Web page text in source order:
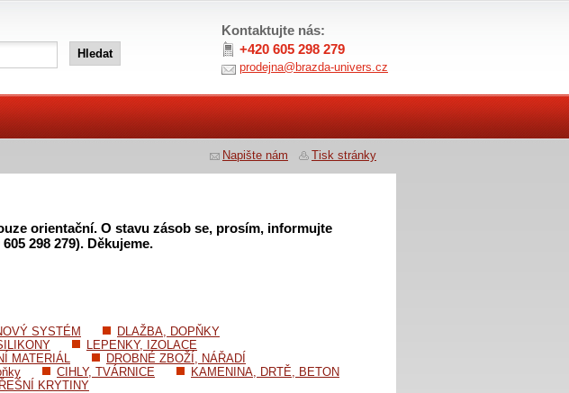
Kontaktujte nás:
+420 605 298 279
prodejna@brazda-univers.cz
Napište nám Tisk stránky
orientační. O stavu zásob se, prosím, informujte
298 279). Děkujeme.
SYSTÉM
DLAŽBA, DOPŇKY
LEPENKY, IZOLACE
MATERIÁL
DROBNÉ ZBOŽÍ, NÁŘADÍ
CIHLY, TVÁRNICE
KAMENINA, DRTĚ, BETON
KRYTINY